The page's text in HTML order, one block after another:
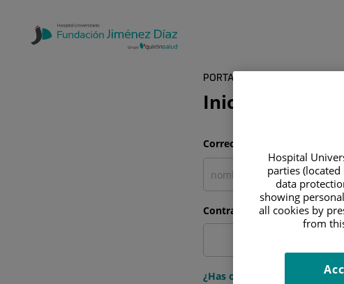
PORTAL DEL PACIENTE
Inicia sesión
Correo electrónico
Contraseña
¿Has olvidado tu
Hospital
parties
data
showing
all cookies by
from